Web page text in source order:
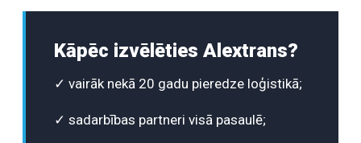
Kāpēc izvēlēties Alextrans?
✓ vairāk nekā 20 gadu pieredze loģistikā;
✓ sadarbības partneri visā pasaulē;